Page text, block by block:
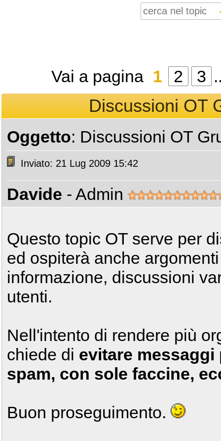
Vai a pagina 1 2 3
Discussioni OT
Oggetto: Discussioni OT
Inviato: 21 Lug 2009 15:42
Davide - Admin
Questo topic OT serve per
ed ospiterà anche
informazione, discussioni
utenti.
Nell'intento di rendere più
chiede di evitare
spam, con sole faccine,
Buon proseguimento.